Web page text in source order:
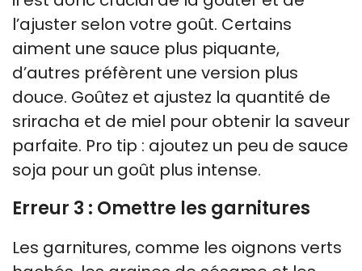
l’ajuster selon votre goût. Certains
aiment une sauce plus piquante,
d’autres préfèrent une version plus
douce. Goûtez et ajustez la quantité de
sriracha et de miel pour obtenir la saveur
parfaite. Pro tip : ajoutez un peu de sauce
soja pour un goût plus intense.
Erreur 3 : Omettre les garnitures
Les garnitures, comme les oignons verts